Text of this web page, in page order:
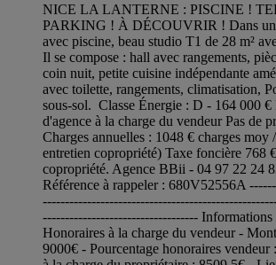
NICE LA LANTERNE : PISCINE !
PARKING ! À DÉCOUVRIR ! Dans
avec piscine, beau studio T1 de 28 m²
Il se compose : hall avec rangements,
coin nuit, petite cuisine indépendante
avec toilette, rangements, climatisation,
sous-sol. Classe Énergie : D - 164 000
d'agence à la charge du vendeur Pas de
Charges annuelles : 1048 € charges moy
entretien copropriété) Taxe foncière 768
copropriété. Agence BBii - 04 97 22 24
Référence à rappeler : 680V52556A
----------------------------------- Informations
Honoraires à la charge du vendeur -
9000€ - Pourcentage honoraires